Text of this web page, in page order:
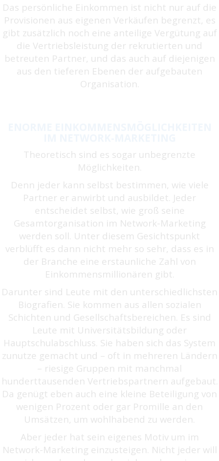
Das persönliche Einkommen ist nicht nur auf die
Provisionen aus eigenen Verkäufen begrenzt, es
gibt zusätzlich noch eine anteilige Vergütung auf
die Vertriebsleistung der rekrutierten und
betreuten Partner, und das auch auf diejenigen
aus den tieferen Ebenen der aufgebauten
Organisation.
Theoretisch sind es sogar unbegrenzte
Möglichkeiten.
Denn jeder kann selbst bestimmen, wie viele
Partner er anwirbt und ausbildet. Jeder
entscheidet selbst, wie groß seine
Gesamtorganisation im Network-Marketing
werden soll. Unter diesem Gesichtspunkt
verblüfft es dann nicht mehr so sehr, dass es in
der Branche eine erstaunliche Zahl von
Einkommensmillionären gibt.
Darunter sind Leute mit den unterschiedlichsten
Biografien. Sie kommen aus allen sozialen
Schichten und Gesellschaftsbereichen. Es sind
Leute mit Universitätsbildung oder
Hauptschulabschluss. Sie haben sich das System
zunutze gemacht und – oft in mehreren Ländern
– riesige Gruppen mit manchmal
hunderttausenden Vertriebspartnern aufgebaut.
Da genügt eben auch eine kleine Beteiligung von
wenigen Prozent oder gar Promille an den
Umsätzen, um wohlhabend zu werden.
Aber jeder hat sein eigenes Motiv um im
Network-Marketing einzusteigen. Nicht jeder will